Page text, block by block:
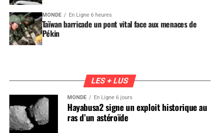
MONDE En Ligne 6 heures
Taïwan barricade un pont vital face aux menaces de
Pékin
LES + LUS
MONDE En Ligne 6 jours
Hayabusa2 signe un exploit historique au
ras d’un astéroïde